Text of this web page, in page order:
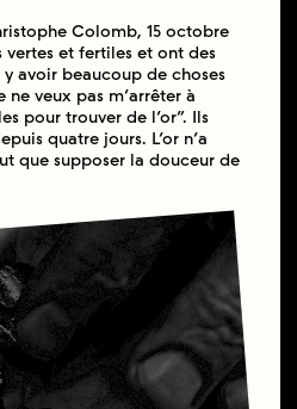
Colomb, 15 octobre
vertes et fertiles et ont des
avoir beaucoup de choses
ne veux pas m’arrêter à
pour trouver de l’or”. Ils
quatre jours. L’or n’a
que supposer la douceur de